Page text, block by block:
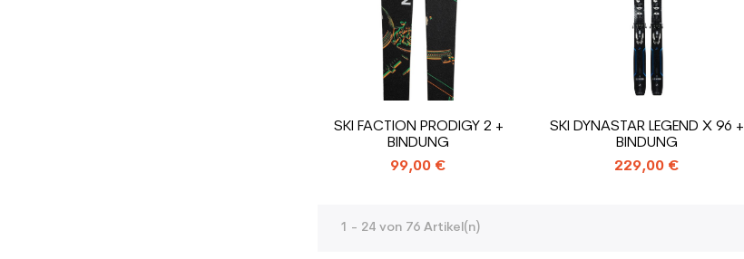
SKI FACTION PRODIGY 2 +
BINDUNG
99,00 €
SKI DYNASTAR LEGEND X 96 +
BINDUNG
229,00 €
1 - 24 von 76 Artikel(n)